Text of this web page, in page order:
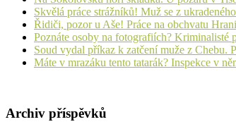
Skvělá práce strážníků! Muž se z
Řidiči, pozor u Aše! Práce na obchvatu
Poznáte osoby na fotografiích? Kriminalisté
Soud vydal příkaz k zatčení muže z Chebu.
Máte v mrazáku tento tatarák? Inspekce v
Archiv příspěvků